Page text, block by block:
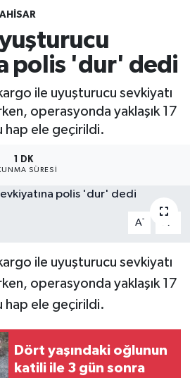
polis 'dur' dedi
ile uyuşturucu sevkiyatı
operasyonda yaklaşık 17
hap ele geçirildi.
1 DK
SÜRESI
A-
ile uyuşturucu sevkiyatı
operasyonda yaklaşık 17
hap ele geçirildi.
Dört yaşındaki oğlunun
katili ile 3 gün sonra